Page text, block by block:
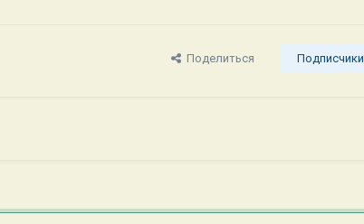
Поделиться Подписчики